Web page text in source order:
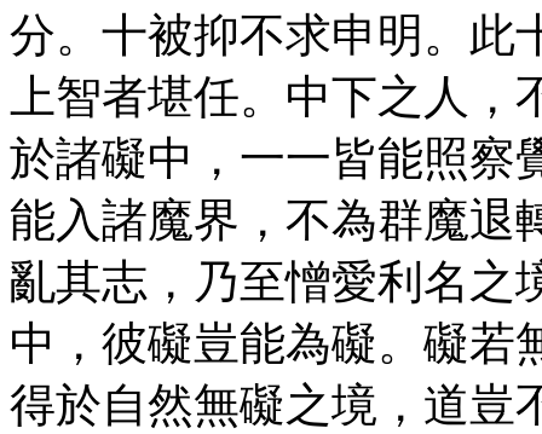
分。十被抑不求申明。此
上智者堪任。中下之人
於諸礙中，一一皆能照察
能入諸魔界，不為群魔退
亂其志，乃至憎愛利名之
中，彼礙豈能為礙。礙若
得於自然無礙之境，道豈